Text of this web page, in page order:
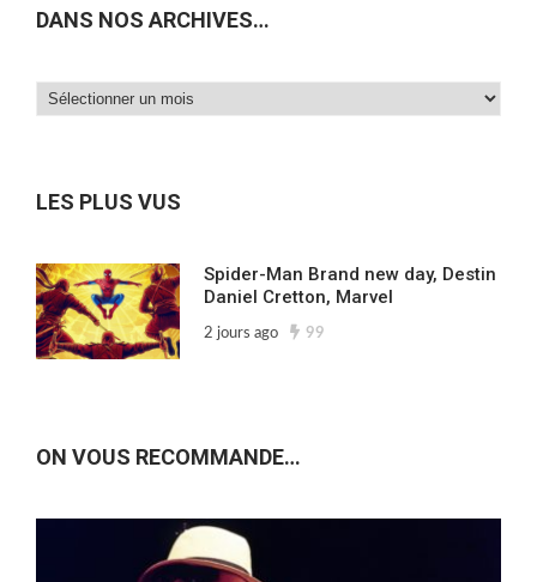
DANS NOS ARCHIVES…
Dans
LES PLUS VUS
Spider-Man Brand new day, Destin
Daniel Cretton, Marvel
2 jours ago 99
ON VOUS RECOMMANDE…